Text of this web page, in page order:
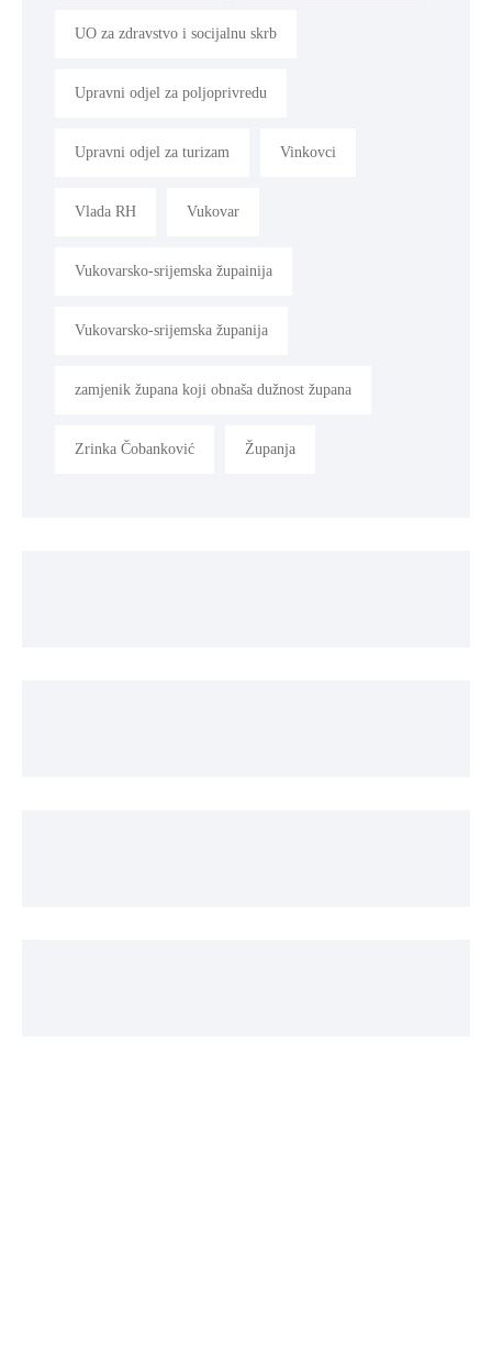
UO za zdravstvo i socijalnu skrb
Upravni odjel za poljoprivredu
Upravni odjel za turizam Vinkovci
Vlada RH Vukovar
Vukovarsko-srijemska župainija
Vukovarsko-srijemska županija
zamjenik župana koji obnaša dužnost župana
Zrinka Čobanković Županja